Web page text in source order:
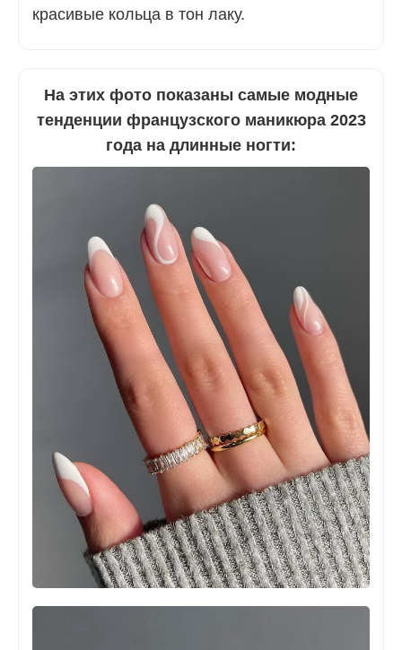
красивые кольца в тон лаку.
На этих фото показаны самые модные
тенденции французского маникюра 2023
года на длинные ногти: